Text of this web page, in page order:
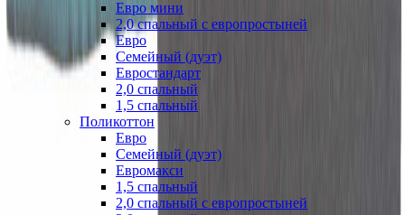
Евро мини
2,0 спальный с европростыней
Евро
Семейный (дуэт)
Евростандарт
2,0 спальный
1,5 спальный
Поликоттон
Евро
Семейный (дуэт)
Евромакси
1,5 спальный
2,0 спальный с европростыней